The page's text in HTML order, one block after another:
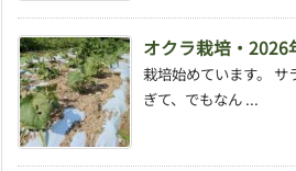
オクラ栽培・2026
栽培始めています。
ぎて、でもなん ...